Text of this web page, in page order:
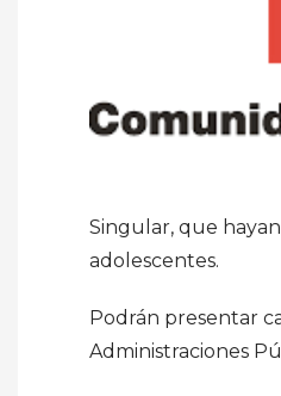
Singular, que
adolescentes.
Podrán presentar
Administraciones